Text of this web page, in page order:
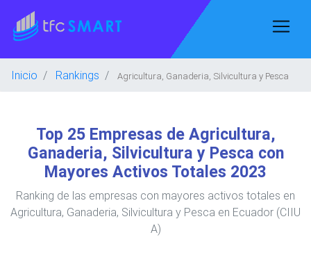
Inicio Rankings Agricultura, Ganaderia, Silvicultura y Pesca
Top 25 Empresas de Agricultura,
Ganaderia, Silvicultura y Pesca con
Mayores Activos Totales 2023
Ranking de las empresas con mayores activos totales en
Agricultura, Ganaderia, Silvicultura y Pesca en Ecuador (CIIU
A)